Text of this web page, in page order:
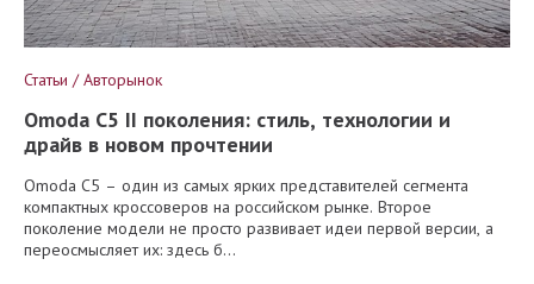
Статьи / Авторынок
Omoda C5 II поколения: стиль, технологии и
драйв в новом прочтении
Omoda C5 – один из самых ярких представителей сегмента
компактных кроссоверов на российском рынке. Второе
поколение модели не просто развивает идеи первой версии, а
переосмысляет их: здесь б...